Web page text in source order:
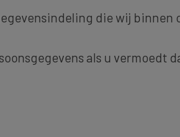
die wij binnen
als u vermoedt